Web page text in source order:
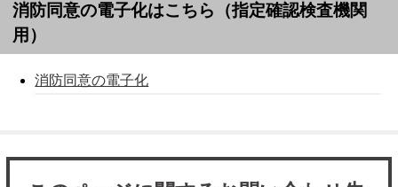
消防同意の電子化はこちら（指定確認検査機関
用）
消防同意の電子化